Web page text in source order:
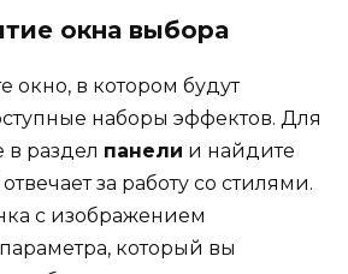
окна выбора
окно, в котором будут
наборы эффектов. Для
в раздел панели и найдите
за работу со стилями.
с изображением
который вы